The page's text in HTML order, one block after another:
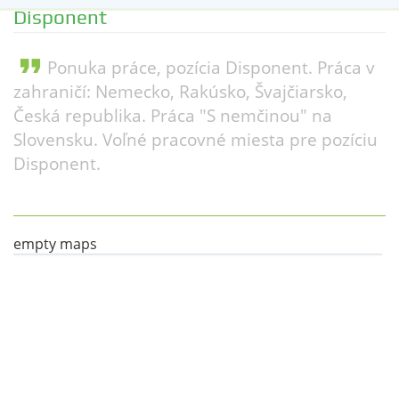
Disponent
format_quote Ponuka práce, pozícia Disponent. Práca v
zahraničí: Nemecko, Rakúsko, Švajčiarsko,
Česká republika. Práca "S nemčinou" na
Slovensku. Voľné pracovné miesta pre pozíciu
Disponent.
empty maps